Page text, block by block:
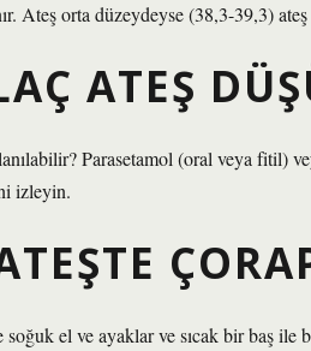
Ateş orta düzeydeyse (38,3-39,3)
ATEŞ
Parasetamol (oral veya fitil)
izleyin.
el ve ayaklar ve sıcak bir baş